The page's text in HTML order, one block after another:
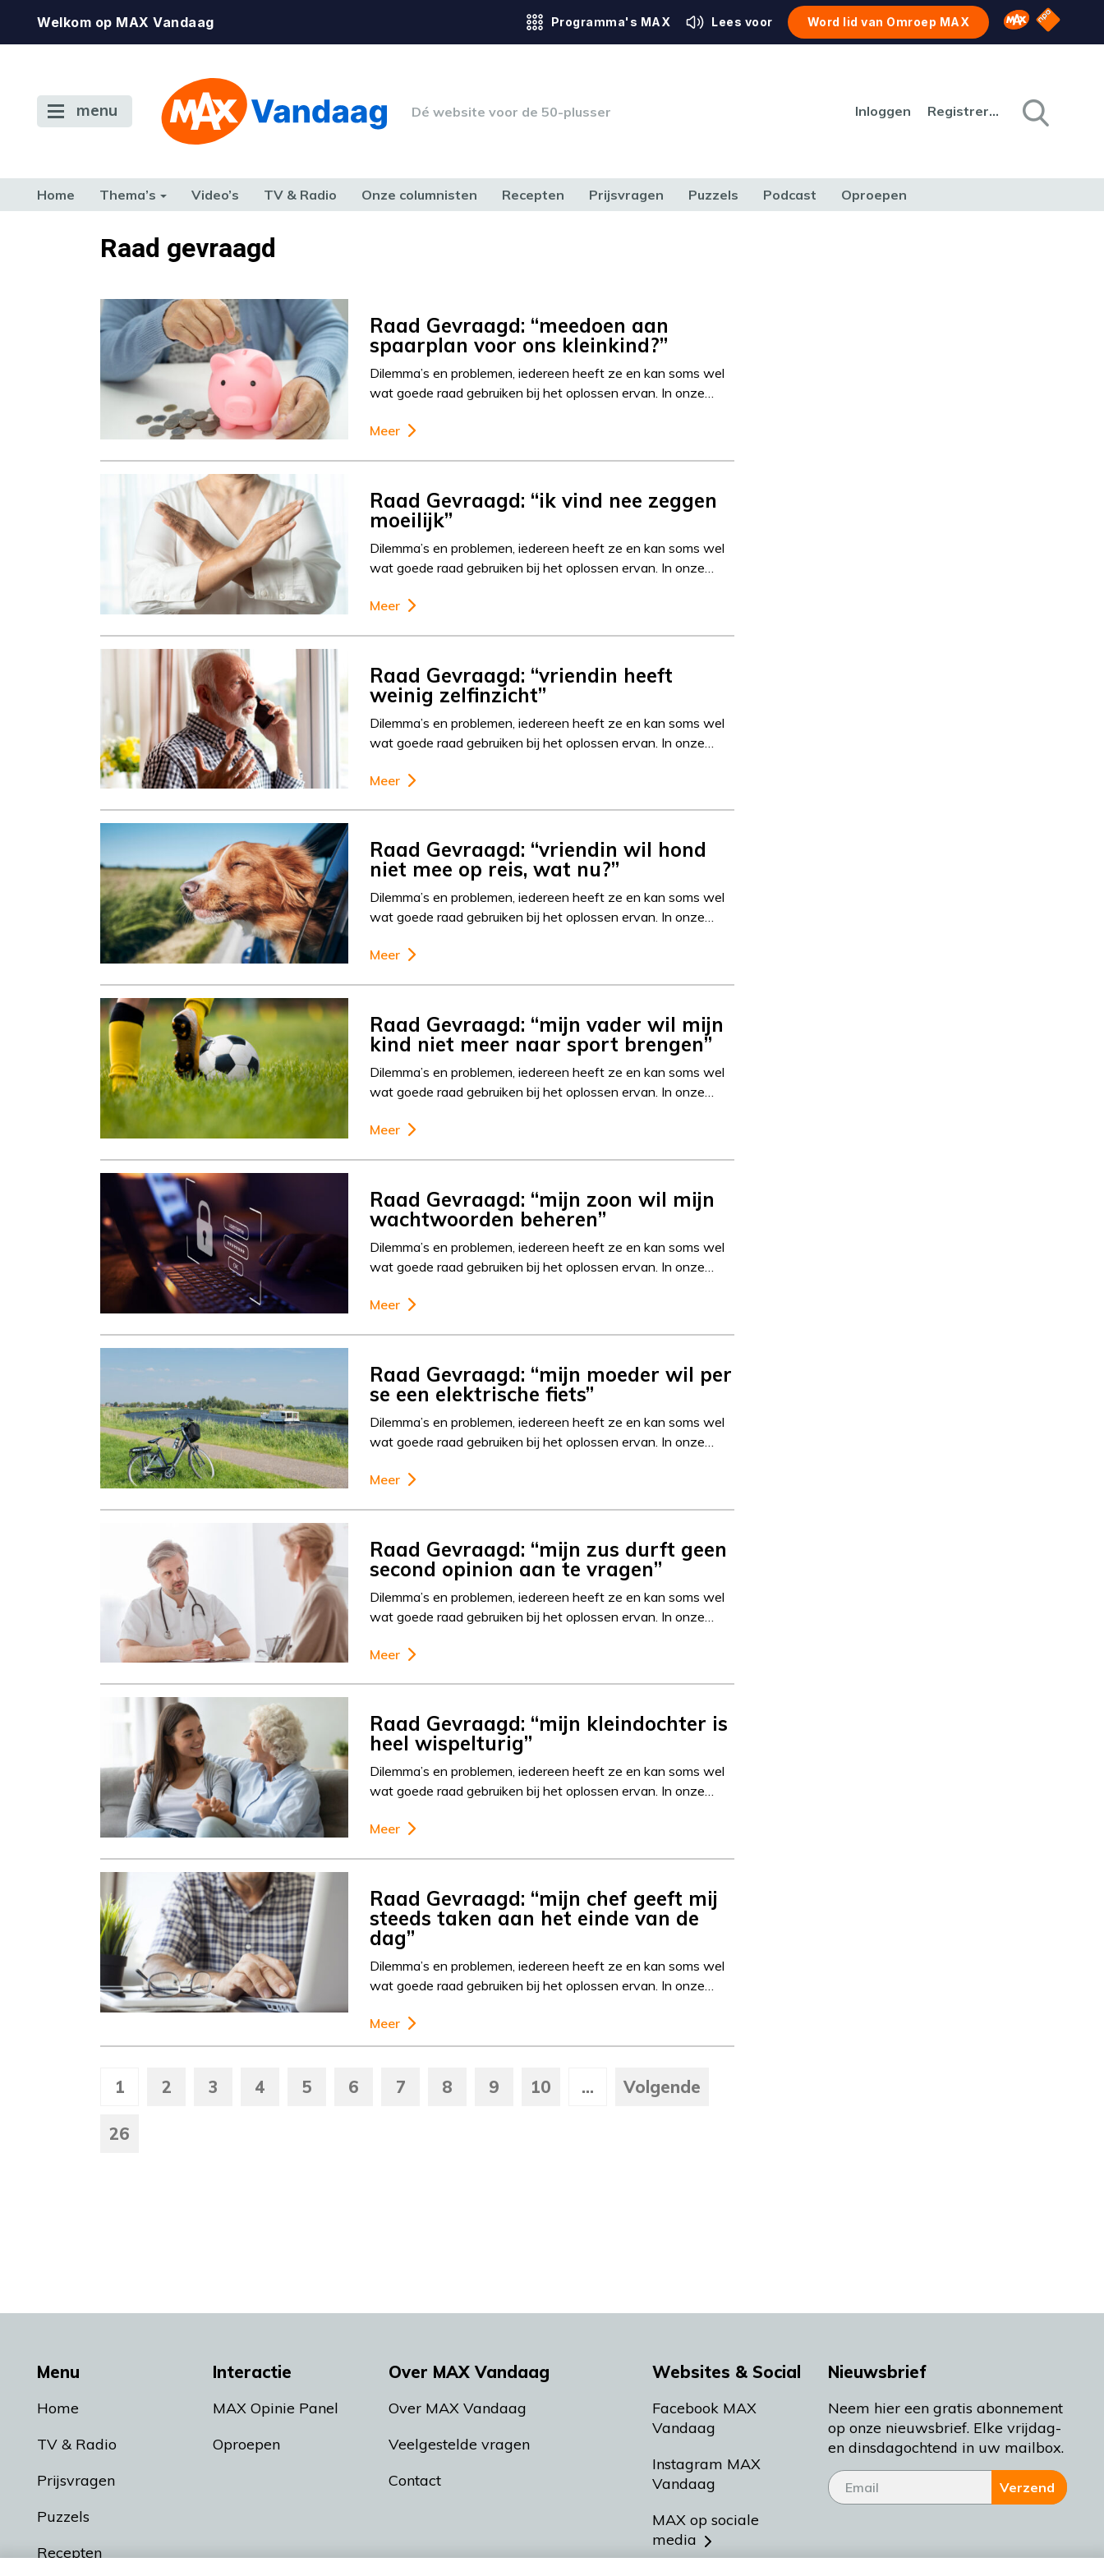
Welkom op MAX Vandaag Programma's MAX Lees voor Word lid van Omroep MAX Omroep MAX
NPO
menu Dé website voor de 50-plusser Inloggen Registreren
Home Thema’s Video’s TV & Radio Onze columnisten Recepten Prijsvragen Puzzels Podcast Oproepen
TERUG NAAR TOENRaad gevraagd
Raad Gevraagd: “meedoen aan
spaarplan voor ons kleinkind?”
Dilemma’s en problemen, iedereen heeft ze en kan soms wel
wat goede raad gebruiken bij het oplossen ervan. In onze…
Meer
Raad Gevraagd: “ik vind nee zeggen
moeilijk”
Dilemma’s en problemen, iedereen heeft ze en kan soms wel
wat goede raad gebruiken bij het oplossen ervan. In onze…
Meer
Raad Gevraagd: “vriendin heeft
weinig zelfinzicht”
Dilemma’s en problemen, iedereen heeft ze en kan soms wel
wat goede raad gebruiken bij het oplossen ervan. In onze…
Meer
Raad Gevraagd: “vriendin wil hond
niet mee op reis, wat nu?”
Dilemma’s en problemen, iedereen heeft ze en kan soms wel
wat goede raad gebruiken bij het oplossen ervan. In onze…
Meer
Raad Gevraagd: “mijn vader wil mijn
kind niet meer naar sport brengen”
Dilemma’s en problemen, iedereen heeft ze en kan soms wel
wat goede raad gebruiken bij het oplossen ervan. In onze…
Meer
Raad Gevraagd: “mijn zoon wil mijn
wachtwoorden beheren”
Dilemma’s en problemen, iedereen heeft ze en kan soms wel
wat goede raad gebruiken bij het oplossen ervan. In onze…
Meer
Raad Gevraagd: “mijn moeder wil per
se een elektrische fiets”
Dilemma’s en problemen, iedereen heeft ze en kan soms wel
wat goede raad gebruiken bij het oplossen ervan. In onze…
Meer
Raad Gevraagd: “mijn zus durft geen
second opinion aan te vragen”
Dilemma’s en problemen, iedereen heeft ze en kan soms wel
wat goede raad gebruiken bij het oplossen ervan. In onze…
Meer
Raad Gevraagd: “mijn kleindochter is
heel wispelturig”
Dilemma’s en problemen, iedereen heeft ze en kan soms wel
wat goede raad gebruiken bij het oplossen ervan. In onze…
Meer
Raad Gevraagd: “mijn chef geeft mij
steeds taken aan het einde van de
dag”
Dilemma’s en problemen, iedereen heeft ze en kan soms wel
wat goede raad gebruiken bij het oplossen ervan. In onze…
Meer
1 2 3 4 5 6 7 8 9 10 ... Volgende
26
Menu
Home
TV & Radio
Prijsvragen
Puzzels
Recepten
Interactie
MAX Opinie Panel
Oproepen
Over MAX Vandaag
Over MAX Vandaag
Veelgestelde vragen
Contact
Websites & Social
Facebook MAX
Vandaag
Instagram MAX
Vandaag
MAX op sociale
media
Nieuwsbrief
Neem hier een gratis abonnement
op onze nieuwsbrief. Elke vrijdag-
en dinsdagochtend in uw mailbox.
Verzend